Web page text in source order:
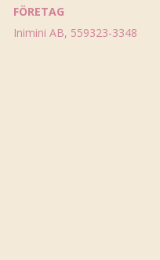
FÖRETAG
Inimini AB, 559323-3348